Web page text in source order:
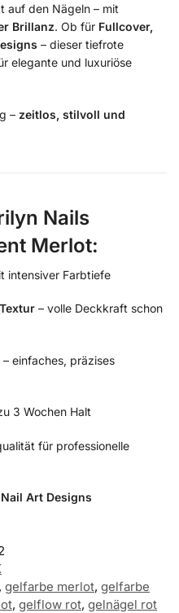
auf den Nägeln – mit
Brillanz. Ob für Fullcover,
– dieser tiefrote
elegante und luxuriöse
– zeitlos, stilvoll und
Nails
Merlot:
intensiver Farbtiefe
– volle Deckkraft schon
– einfaches, präzises
3 Wochen Halt
für professionelle
Art Designs
, gelfarbe merlot, gelfarbe
, gelflow rot, gelnägel rot